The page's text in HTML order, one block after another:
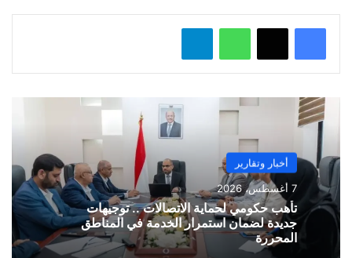
واتساب
أخبار وتقارير
7 أغسطس، 2026
تأهب حكومي لحماية الاتصالات .. توجيهات
جديدة لضمان استمرار الخدمة في المناطق
المحررة